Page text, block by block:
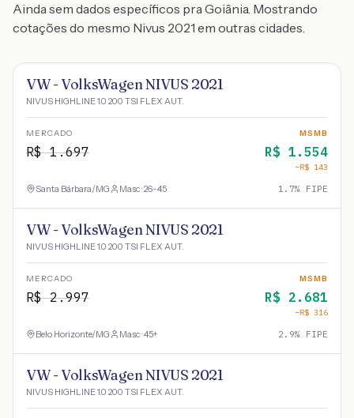
Ainda sem dados específicos pra Goiânia. Mostrando
cotações do mesmo Nivus 2021 em outras cidades.
VW - VolksWagen NIVUS 2021
NIVUS HIGHLINE 1.0 200 TSI FLEX AUT.
MERCADO
R$1.697
MSMB
R$ 1.554
−R$ 143
Santa Bárbara/MG Masc · 26-45 1.7% FIPE
VW - VolksWagen NIVUS 2021
NIVUS HIGHLINE 1.0 200 TSI FLEX AUT.
MERCADO
R$2.997
MSMB
R$ 2.681
−R$ 316
Belo Horizonte/MG Masc · 45+ 2.9% FIPE
VW - VolksWagen NIVUS 2021
NIVUS HIGHLINE 1.0 200 TSI FLEX AUT.